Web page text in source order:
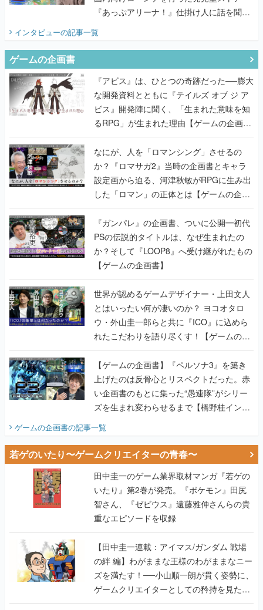
『あっぷアリーナ！』仕掛け人に話を聞い
てみた
インタビューの記事一覧
ゲームの企画書
『アビス』は、ひとつの奇跡だった──膨大
な開発資料とともに『テイルズ オブ ジ ア
ビス』開発陣に聞く、「生まれた意味を知
るRPG」が生まれた理由【ゲームの企画
書】
なにが、人を「ロマンシング」させるの
か？『ロマサガ2』当時の企画書とキャラ
設定画から迫る、河津秋敏がRPGに生み出
した「ロマン」の正体とは【ゲームの企画
書】
『ガンパレ』の企画書、ついに公開━初代
PSの伝説的タイトルは、なぜ生まれたの
か？そして『LOOP8』へ受け継がれたもの
【ゲームの企画書】
世界が認めるゲームデザイナー・上田文人
とはいったい何が凄いのか？ ヨコオタロ
ウ・外山圭一郎らと共に『ICO』に込めら
れたこだわりを語り尽くす！【ゲームの企
画書】
【ゲームの企画書】『ペルソナ3』を築き
上げたのは反骨心とリスペクトだった。赤
い企画書のもとに集った“愚連隊”がシリー
ズを生まれ変わらせるまで【橋野桂インタ
ビュー】
ゲームの企画書の記事一覧
若ゲのいたり〜ゲームクリエイターの青春〜
田中圭一のゲーム業界取材マンガ『若ゲの
いたり』第2巻が発売。『ポケモン』田尻
智さん、『ゼビウス』遠藤雅伸さんらの貴
重なエピソードを収録
【田中圭一連載：アイマス/ガンダム 戦場
の絆 編】わがままな王様のわがままなニー
ズを満たす！──小山順一朗が貫く姿勢に、
ゲームクリエイターとしての矜持を見た
【若ゲのいたり最終回】